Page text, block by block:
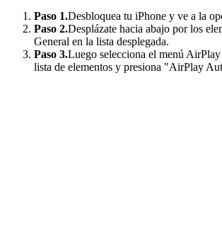
Paso 1.Desbloquea tu iPhone y ve a la
Paso 2.Desplázate hacia abajo por los
General en la lista desplegada.
Paso 3.Luego selecciona el menú
lista de elementos y presiona "AirPlay